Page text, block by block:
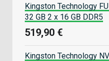
Kingston Technology
32 GB 2 x 16 GB DDR5
519,90 €
Kingston Technology